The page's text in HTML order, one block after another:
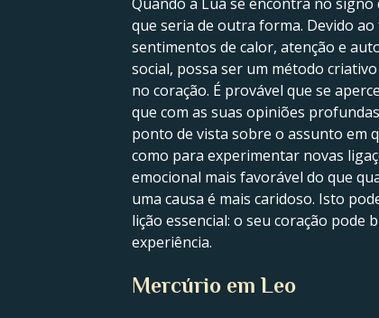
que seria de outra forma. Devido
sentimentos de calor, atenção e
social, possa ser um método
no coração. É provável que se
que com as suas opiniões
ponto de vista sobre o assunto em
como para experimentar novas
emocional mais favorável do que
uma causa é mais caridoso. Isto
lição essencial: o seu coração
experiência.
Mercúrio em Leo